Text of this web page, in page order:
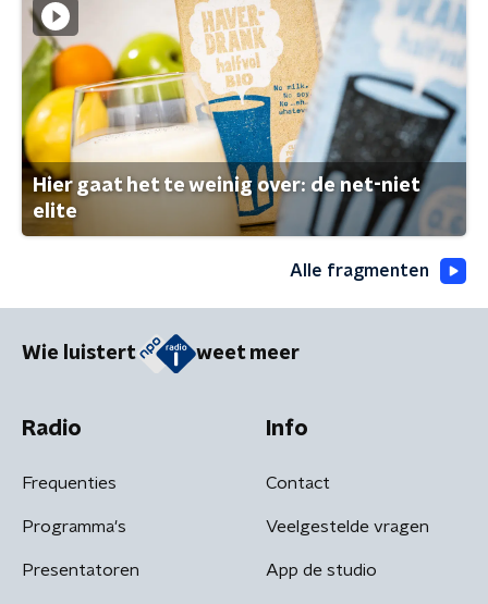
Hier gaat het te weinig over: de net-niet
elite
Alle fragmenten
Wie luistert weet meer
Radio
Frequenties
Programma's
Presentatoren
Info
Contact
Veelgestelde vragen
App de studio